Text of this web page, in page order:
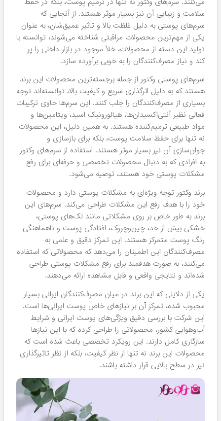
سلامت و زیبایی آن نیز بسیار موثر هستند. از آنجایی که
سرم‌های پوستی به دلیل غلظت بالا و تاثیر عمیق‌شان، به عنوان
یکی از مهم‌ترین محصولات مراقبتی شناخته می‌شوند، توانسته با
تولید این دسته از محصولات، خلأ موجود در بازار داخلی را پر
کند و نیاز مصرف‌کنندگان را به خوبی برآورده سازد.
سرم‌های پوستی وکتور از جمله برجسته‌ترین محصولات این برند
هستند که به دلیل اثرگذاری سریع و کیفیت بالا، توانسته‌اند توجه
بسیاری از مصرف‌کنندگان را جلب کنند. این سرم‌ها حاوی ترکیبات
فعالی نظیر آنتی‌اکسیدان‌ها، هیالورونیک اسید، ویتامین‌ها و
مواد طبیعی ترمیم‌کننده هستند. به همین دلیل، این محصولات
نه تنها برای حفظ سلامت پوست، بلکه برای بازسازی و
جوان‌سازی آن نیز بسیار موثر هستند. استفاده از سرم‌های وکتور
به افرادی که به دنبال محصولات تخصصی و حرفه‌ای برای رفع
مشکلات پوستی خود هستند، توصیه می‌شود.
برند وکتور توجه ویژه‌ای به مشکلات پوستی دارد و محصولات
خود را با هدف رفع این مشکلات طراحی می‌کند. سرم‌های این
برند به طور خاص بر روی مشکلاتی مانند لک‌های پوستی،
خشکی بیش از حد، چین‌وچروک، افتادگی پوست و ناهماهنگی
رنگ پوست متمرکز هستند. این تمرکز دقیق و علمی به
مصرف‌کنندگان این اطمینان را می‌دهد که محصولاتی که استفاده
می‌کنند، به صورت هدفمند برای رفع مشکلات پوستی طراحی
شده‌اند و نتایجی واقعی و قابل مشاهده ارائه می‌دهند.
یکی از دلایلی که این برند در میان مصرف‌کنندگان ایرانی بسیار
محبوب شده، تمرکز آن بر نیازهای خاص پوست ایرانی‌ها است.
این شرکت با بررسی دقیق ویژگی‌های پوست ایرانی و شرایط
آب‌وهوایی کشور، محصولاتی را طراحی کرده که با این نیازها
سازگاری کامل دارند. این رویکرد تخصصی باعث شده است که
محصولات این برند نه تنها از نظر کیفیت، بلکه از نظر تاثیرگذاری
نیز در سطح بالایی قرار داشته باشند.